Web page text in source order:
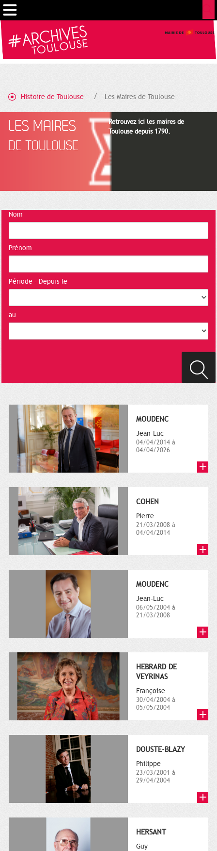
Histoire de Toulouse Les Maires de Toulouse
LES MAIRES
DE TOULOUSE
Retrouvez ici les maires de
Toulouse depuis 1790.
Nom
Prénom
Période - Depuis le
au
MOUDENC
Jean-Luc
04/04/2014 à
04/04/2026
COHEN
Pierre
21/03/2008 à
04/04/2014
MOUDENC
Jean-Luc
06/05/2004 à
21/03/2008
HEBRARD DE
VEYRINAS
Françoise
30/04/2004 à
05/05/2004
DOUSTE-BLAZY
Philippe
23/03/2001 à
29/04/2004
HERSANT
Guy
Cookies management panel